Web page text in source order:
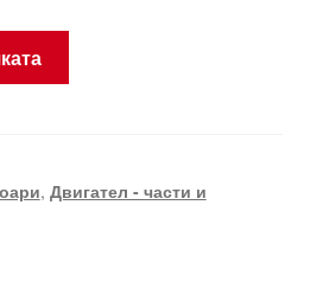
, Двигател - части и